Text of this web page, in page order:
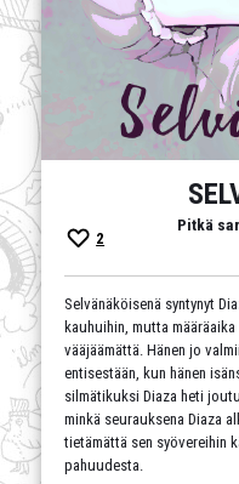
Pitkä
2
Selvänäköisenä syntynyt
kauhuihin, mutta
vääjäämättä. Hänen jo
entisestään, kun hänen
silmätikuksi Diaza heti
minkä seurauksena Diaza
tietämättä sen syövereihin
pahuudesta.